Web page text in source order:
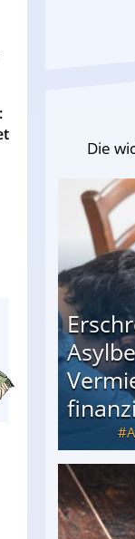
Die
(34) in